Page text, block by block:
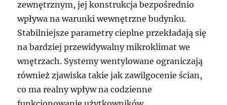
zewnętrznym, jej konstrukcja bezpośrednio
wpływa na warunki wewnętrzne budynku.
Stabilniejsze parametry cieplne przekładają się
na bardziej przewidywalny mikroklimat we
wnętrzach. Systemy wentylowane ograniczają
również zjawiska takie jak zawilgocenie ścian,
co ma realny wpływ na codzienne